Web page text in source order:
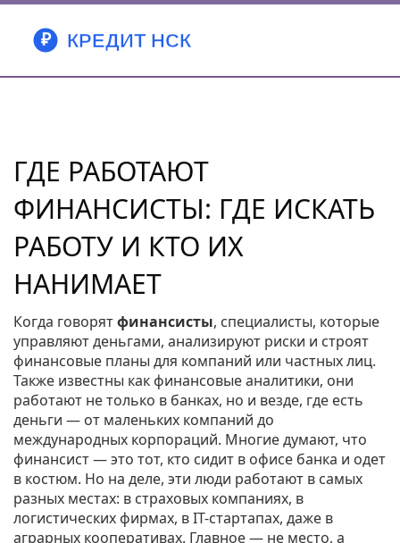
ГДЕ РАБОТАЮТ
ФИНАНСИСТЫ: ГДЕ ИСКАТЬ
РАБОТУ И КТО ИХ
НАНИМАЕТ
Когда говорятфинансисты, специалисты, которые
управляют деньгами, анализируют риски и строят
финансовые планы для компаний или частных лиц.
Также известны какфинансовые аналитики, они
работают не только в банках, но и везде, где есть
деньги — от маленьких компаний до
международных корпораций. Многие думают, что
финансист — это тот, кто сидит в офисе банка и одет
в костюм. Но на деле, эти люди работают в самых
разных местах: в страховых компаниях, в
логистических фирмах, в IT-стартапах, даже в
аграрных кооперативах. Главное — не место, а